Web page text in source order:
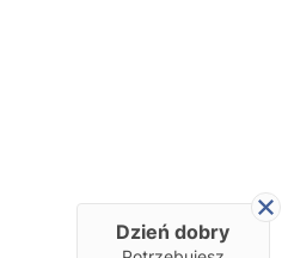
Dzień dobry